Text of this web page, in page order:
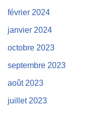
février 2024
janvier 2024
octobre 2023
septembre 2023
août 2023
juillet 2023